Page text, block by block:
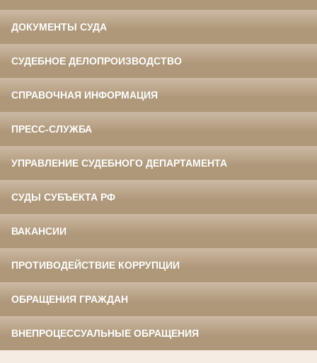
ДОКУМЕНТЫ СУДА
СУДЕБНОЕ ДЕЛОПРОИЗВОДСТВО
СПРАВОЧНАЯ ИНФОРМАЦИЯ
ПРЕСС-СЛУЖБА
УПРАВЛЕНИЕ СУДЕБНОГО ДЕПАРТАМЕНТА
СУДЫ СУБЪЕКТА РФ
ВАКАНСИИ
ПРОТИВОДЕЙСТВИЕ КОРРУПЦИИ
ОБРАЩЕНИЯ ГРАЖДАН
ВНЕПРОЦЕССУАЛЬНЫЕ ОБРАЩЕНИЯ